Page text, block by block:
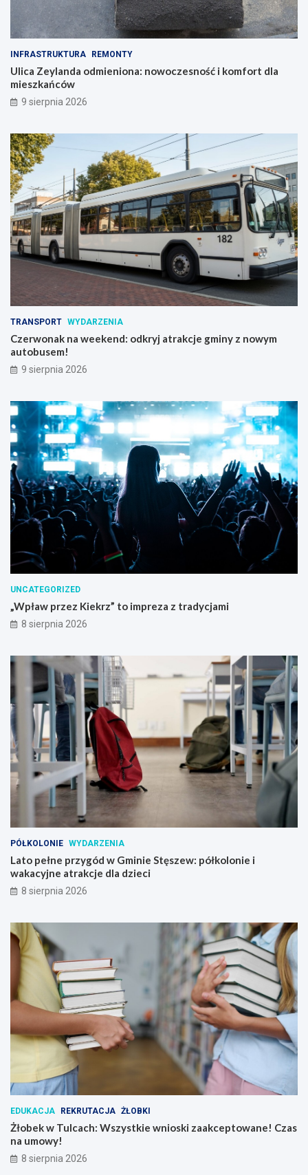
INFRASTRUKTURA REMONTY
Ulica Zeylanda odmieniona: nowoczesność i komfort dla
mieszkańców
9 sierpnia 2026
TRANSPORT WYDARZENIA
Czerwonak na weekend: odkryj atrakcje gminy z nowym
autobusem!
9 sierpnia 2026
UNCATEGORIZED
„Wpław przez Kiekrz” to impreza z tradycjami
8 sierpnia 2026
PÓŁKOLONIE WYDARZENIA
Lato pełne przygód w Gminie Stęszew: półkolonie i
wakacyjne atrakcje dla dzieci
8 sierpnia 2026
EDUKACJA REKRUTACJA ŻŁOBKI
Żłobek w Tulcach: Wszystkie wnioski zaakceptowane! Czas
na umowy!
8 sierpnia 2026